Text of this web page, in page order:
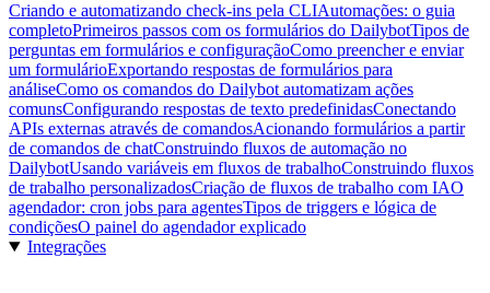
Criando e automatizando check-ins pela CLIAutomações: o guia
completoPrimeiros passos com os formulários do DailybotTipos de
perguntas em formulários e configuraçãoComo preencher e enviar
um formulárioExportando respostas de formulários para
análiseComo os comandos do Dailybot automatizam ações
comunsConfigurando respostas de texto predefinidasConectando
APIs externas através de comandosAcionando formulários a partir
de comandos de chatConstruindo fluxos de automação no
DailybotUsando variáveis em fluxos de trabalhoConstruindo fluxos
de trabalho personalizadosCriação de fluxos de trabalho com IAO
agendador: cron jobs para agentesTipos de triggers e lógica de
condiçõesO painel do agendador explicado
Integrações